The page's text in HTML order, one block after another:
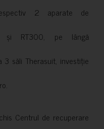
2 aparate de
și RT300, pe lângă
săli Therasuit, investiție
Centrul de recuperare